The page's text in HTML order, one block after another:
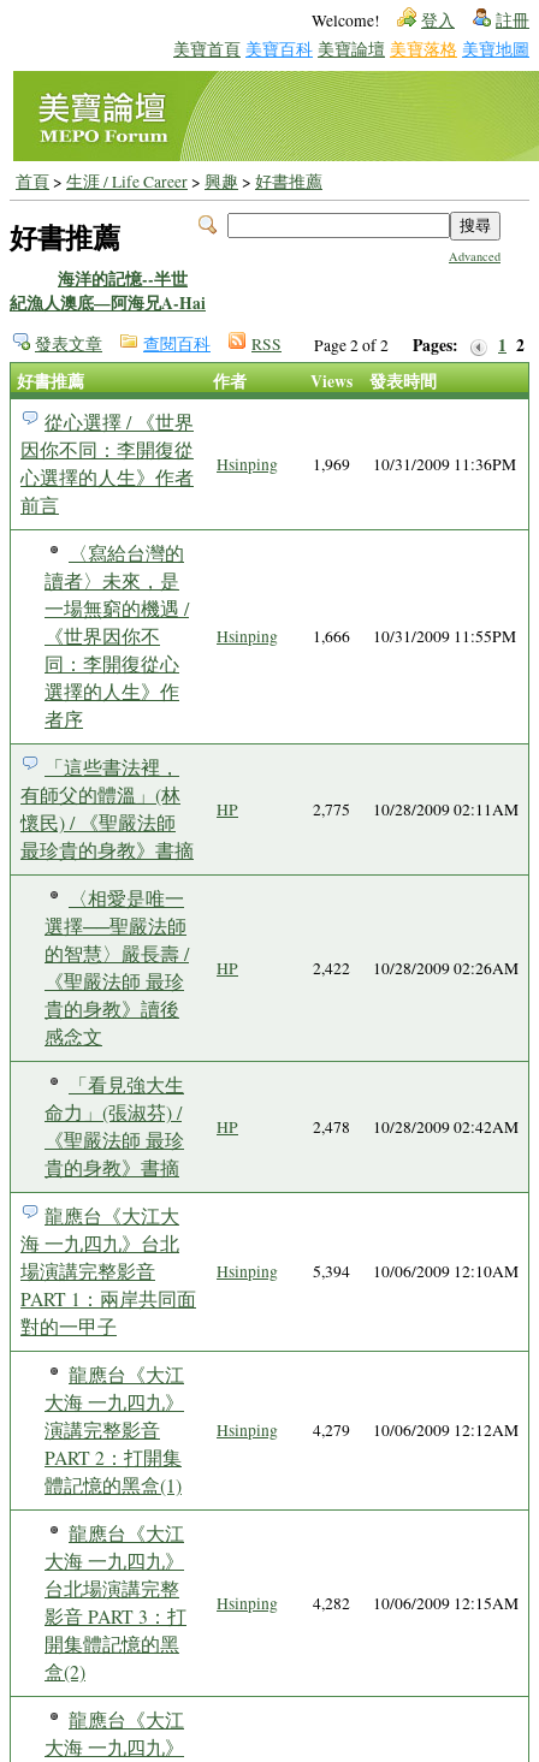
Welcome! 登入 註冊
美寶首頁 美寶百科 美寶論壇 美寶落格 美寶地圖
首頁> 生涯 / Life Career> 興趣 > 好書推薦
Advanced
好書推薦
海洋的記憶--半世
紀漁人澳底—阿海兄A-Hai
Page 2 of 2 Pages: 1 2
發表文章 查閱百科 RSS
好書推薦 作者 Views 發表時間
從心選擇 / 《世界
因你不同：李開復從
心選擇的人生》作者
前言
Hsinping 1,969 10/31/2009 11:36PM
〈寫給台灣的
讀者〉未來，是
一場無窮的機遇 /
《世界因你不
同：李開復從心
選擇的人生》作
者序
Hsinping 1,666 10/31/2009 11:55PM
「這些書法裡，
有師父的體溫」(林
懷民) / 《聖嚴法師
最珍貴的身教》書摘
HP 2,775 10/28/2009 02:11AM
〈相愛是唯一
選擇──聖嚴法師
的智慧〉嚴長壽 /
《聖嚴法師 最珍
貴的身教》讀後
感念文
HP 2,422 10/28/2009 02:26AM
「看見強大生
命力」(張淑芬) /
《聖嚴法師 最珍
貴的身教》書摘
HP 2,478 10/28/2009 02:42AM
龍應台《大江大
海 一九四九》台北
場演講完整影音
PART 1：兩岸共同面
對的一甲子
Hsinping 5,394 10/06/2009 12:10AM
龍應台《大江
大海 一九四九》
演講完整影音
PART 2：打開集
體記憶的黑盒(1)
Hsinping 4,279 10/06/2009 12:12AM
龍應台《大江
大海 一九四九》
台北場演講完整
影音 PART 3：打
開集體記憶的黑
盒(2)
Hsinping 4,282 10/06/2009 12:15AM
龍應台《大江
大海 一九四九》